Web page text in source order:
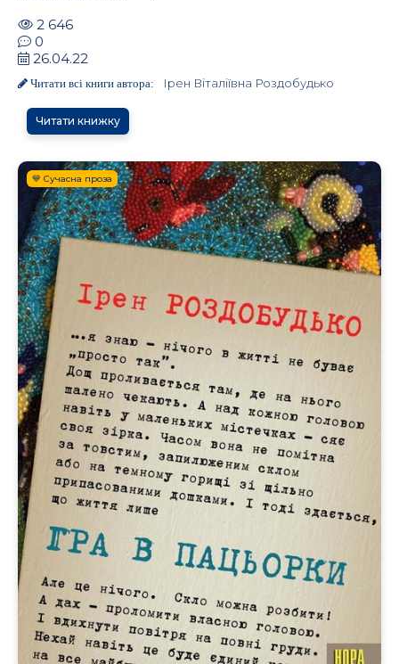
2 646
0
26.04.22
Читати всі книги автора: Ірен Віталіївна Роздобудько
Читати книжку
💙 Сучасна проза